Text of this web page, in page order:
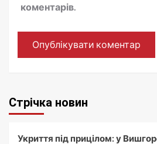
коментарів.
Стрічка новин
Укриття під прицілом: у